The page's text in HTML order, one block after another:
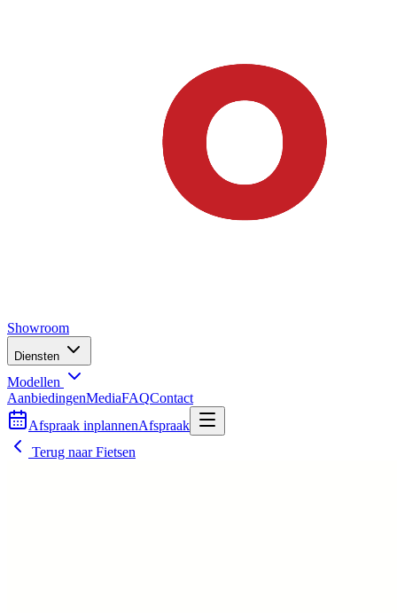
Showroom
Diensten
Modellen
AanbiedingenMediaFAQContact
Afspraak inplannenAfspraak
Terug naarFietsen